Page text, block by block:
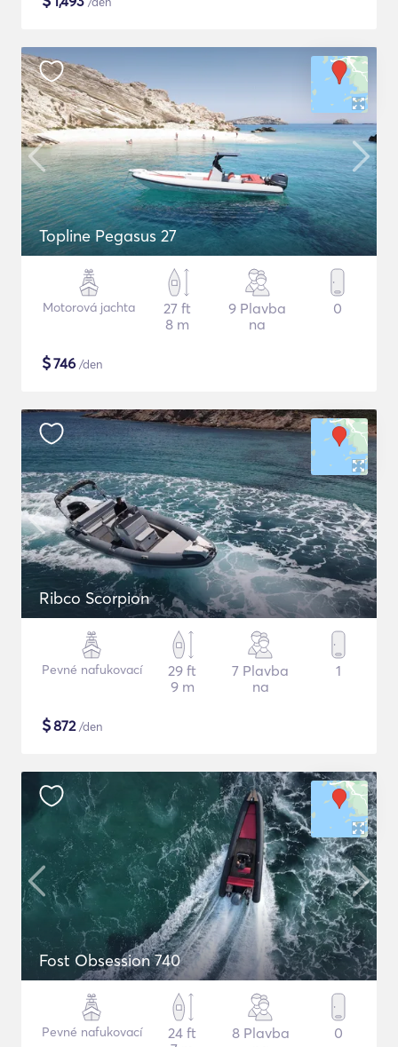
Topline Pegasus 27
Motorová jachta
27 ft
8 m
9 Plavba
na
0
$746 /den
Ribco Scorpion
Pevné nafukovací
29 ft
9 m
7 Plavba
na
1
$872/den
Fost Obsession 740
Pevné nafukovací
24 ft
8 Plavba
0